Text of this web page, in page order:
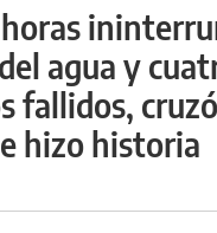
horas
agua y
fallidos,
hizo historia